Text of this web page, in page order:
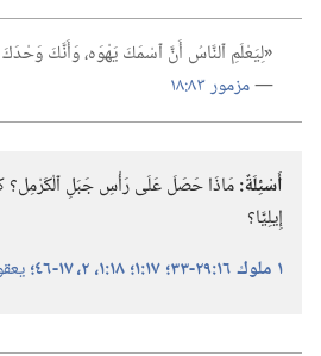
‏«‏لِيَعْلَمِ ٱلنَّاسُ أَنَّ ٱسْمَكَ يَهْوَه،‏ وَأَنَّكَ
—‏مزمور ٨٣:‏١٨
أَسْئِلَةٌ:‏مَاذَا حَصَلَ عَلَى رَأْسِ جَبَلِ
إِيلِيَّا؟‏
١ ملوك ١٦:‏٢٩-‏٣٣؛‏
١٧:‏١؛‏ ١٨:‏١،‏ ٢،‏ ١٧-‏٤٦؛‏ يعقوب